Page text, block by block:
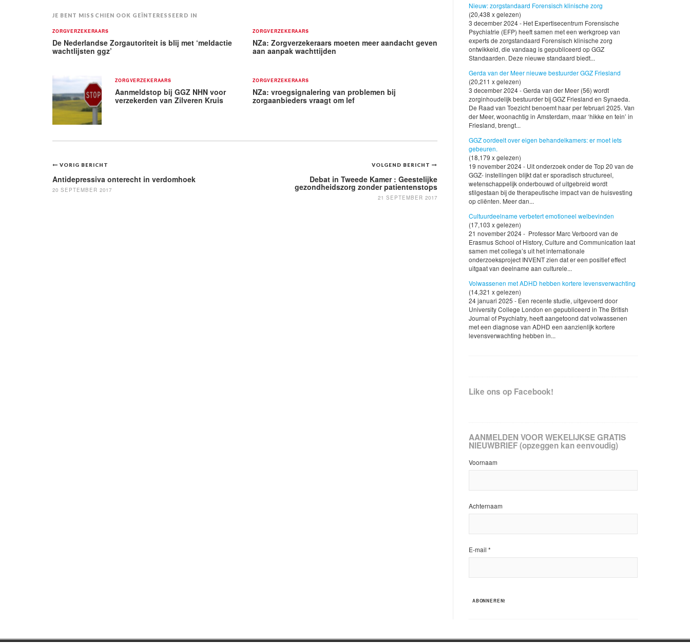
JE BENT MISSCHIEN OOK GEÏNTERESSEERD IN
ZORGVERZEKERAARS
De Nederlandse Zorgautoriteit is blij met ‘meldactie
wachtlijsten ggz’
ZORGVERZEKERAARS
NZa: Zorgverzekeraars moeten meer aandacht geven
aan aanpak wachttijden
ZORGVERZEKERAARS
Aanmeldstop bij GGZ NHN voor
verzekerden van Zilveren Kruis
ZORGVERZEKERAARS
NZa: vroegsignalering van problemen bij
zorgaanbieders vraagt om lef
Bericht
navigatie
VOLGEND BERICHT
Debat in Tweede Kamer : Geestelijke
gezondheidszorg zonder patientenstops
21 SEPTEMBER 2017
VORIG BERICHT
Antidepressiva onterecht in verdomhoek
20 SEPTEMBER 2017
Nieuw: zorgstandaard Forensisch klinische zorg
(20,438 x gelezen)
3 december 2024 - Het Expertisecentrum Forensische
Psychiatrie (EFP) heeft samen met een werkgroep van
experts de zorgstandaard Forensisch klinische zorg
ontwikkeld, die vandaag is gepubliceerd op GGZ
Standaarden. Deze nieuwe standaard biedt...
Gerda van der Meer nieuwe bestuurder GGZ Friesland
(20,211 x gelezen)
3 december 2024 - Gerda van der Meer (56) wordt
zorginhoudelijk bestuurder bij GGZ Friesland en Synaeda.
De Raad van Toezicht benoemt haar per februari 2025. Van
der Meer, woonachtig in Amsterdam, maar ‘hikke en tein’ in
Friesland, brengt...
GGZ oordeelt over eigen behandelkamers: er moet iets
gebeuren.
(18,179 x gelezen)
19 november 2024 - Uit onderzoek onder de Top 20 van de
GGZ- instellingen blijkt dat er sporadisch structureel,
wetenschappelijk onderbouwd of uitgebreid wordt
stilgestaan bij de therapeutische impact van de huisvesting
op cliënten. Meer dan...
Cultuurdeelname verbetert emotioneel welbevinden
(17,103 x gelezen)
21 november 2024 - Professor Marc Verboord van de
Erasmus School of History, Culture and Communication laat
samen met collega’s uit het internationale
onderzoeksproject INVENT zien dat er een positief effect
uitgaat van deelname aan culturele...
Volwassenen met ADHD hebben kortere levensverwachting
(14,321 x gelezen)
24 januari 2025 - Een recente studie, uitgevoerd door
University College London en gepubliceerd in The British
Journal of Psychiatry, heeft aangetoond dat volwassenen
met een diagnose van ADHD een aanzienlijk kortere
levensverwachting hebben in...
Like ons op Facebook!
AANMELDEN VOOR WEKELIJKSE GRATIS
NIEUWBRIEF (opzeggen kan eenvoudig)
Voornaam
Achternaam
E-mail *